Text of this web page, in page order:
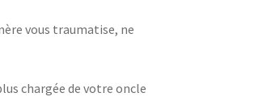
vous traumatise, ne
chargée de votre oncle